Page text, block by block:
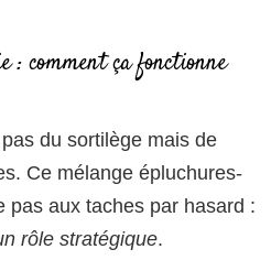
: comment ça fonctionne
du sortilège mais de
Ce mélange épluchures-
pas aux taches par hasard :
rôle stratégique.